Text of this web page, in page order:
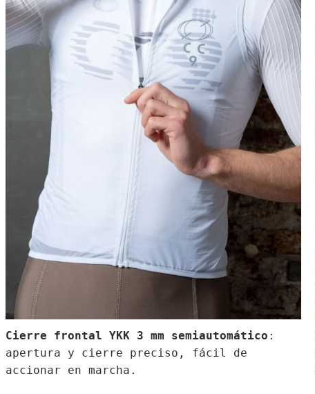
Cierre frontal YKK 3 mm semiautomático :
apertura y cierre preciso, fácil de
accionar en marcha.